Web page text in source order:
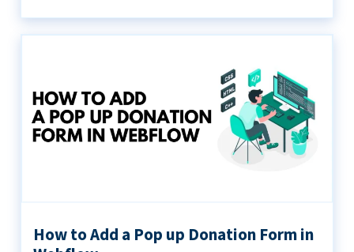
How to Add a Pop up Donation Form in